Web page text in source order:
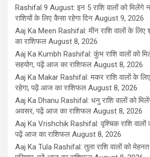
Rashifal 9 August: इन 5 राशि वालों को मिलेंगे
राशियों के लिए कैसा रहेगा दिन August 9, 2026
Aaj Ka Meen Rashifal: मीन राशि वालों के
का राशिफल August 8, 2026
Aaj Ka Kumbh Rashifal: कुंभ राशि वालों को
सहयोग, पढ़ें आज का राशिफल August 8, 2026
Aaj Ka Makar Rashifal: मकर राशि वालों के
रहेगा, पढ़ें आज का राशिफल August 8, 2026
Aaj Ka Dhanu Rashifal: धनु राशि वालों को
अवसर, पढ़ें आज का राशिफल August 8, 2026
Aaj Ka Vrishchik Rashifal: वृश्चिक राशि वालों
पढ़ें आज का राशिफल August 8, 2026
Aaj Ka Tula Rashifal: तुला राशि वालों को